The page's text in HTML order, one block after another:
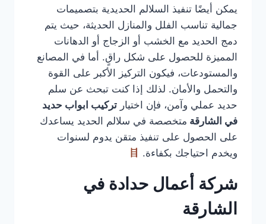
يمكن أيضًا تنفيذ السلالم الحديدية بتصميمات
جمالية تناسب الفلل والمنازل الحديثة، حيث يتم
دمج الحديد مع الخشب أو الزجاج أو الدهانات
المميزة للحصول على شكل راقٍ. أما في المصانع
والمستودعات، فيكون التركيز الأكبر على القوة
والتحمل والأمان. لذلك إذا كنت تبحث عن سلم
حديد عملي وآمن، فإن اختيار تركيب ابواب حديد
في الشارقة متخصصة في سلالم الحديد يساعدك
على الحصول على تنفيذ متقن يدوم لسنوات
ويخدم احتياجك بكفاءة.
شركة أعمال حدادة في
الشارقة